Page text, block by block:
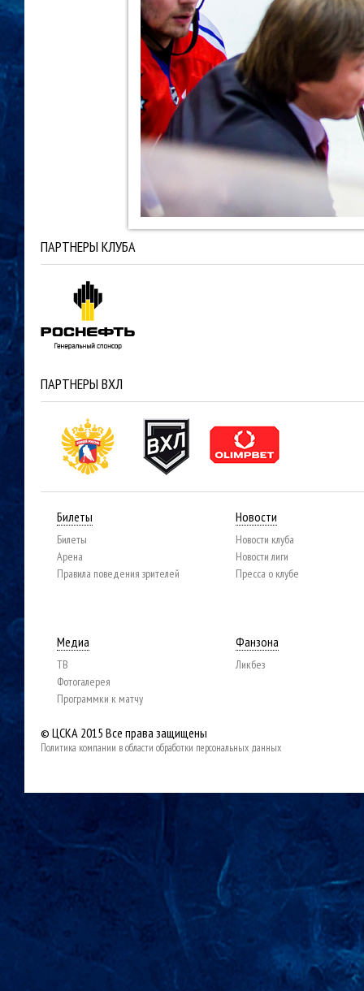
ПАРТНЕРЫ КЛУБА
ПАРТНЕРЫ ВХЛ
Билеты
Билеты
Арена
Правила поведения зрителей
Новости
Новости клуба
Новости лиги
Пресса о клубе
Медиа
ТВ
Фотогалерея
Программки к матчу
Фанзона
Ликбез
© ЦСКА 2015 Все права защищены
Политика компании в области обработки персональных данных